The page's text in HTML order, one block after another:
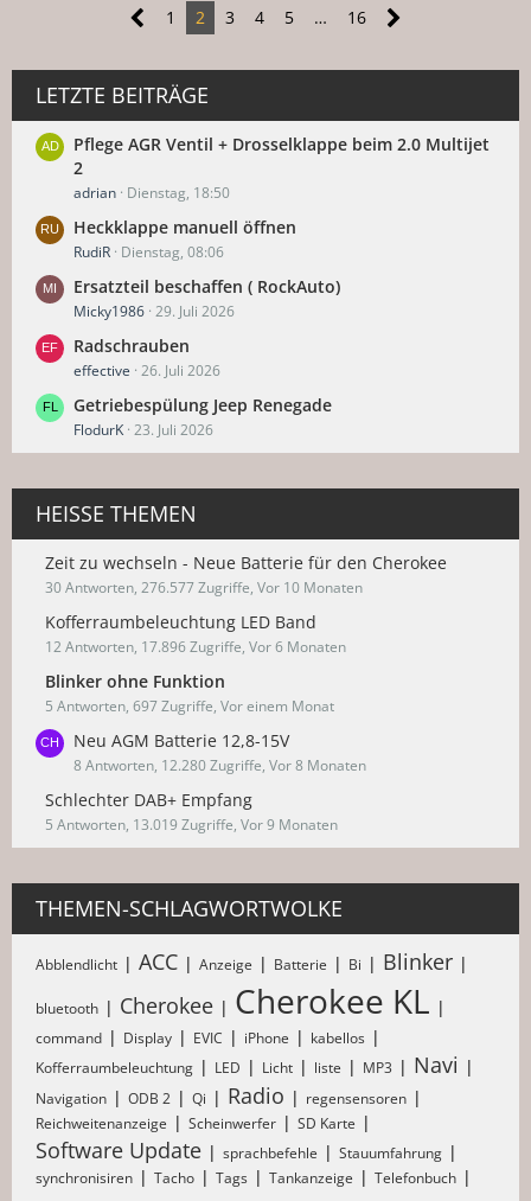
1 2 3 4 5 … 16
LETZTE BEITRÄGE
Pflege AGR Ventil + Drosselklappe beim 2.0 Multijet
2
adrian Dienstag, 18:50
Heckklappe manuell öffnen
RudiR Dienstag, 08:06
Ersatzteil beschaffen ( RockAuto)
Micky1986 29. Juli 2026
Radschrauben
effective 26. Juli 2026
Getriebespülung Jeep Renegade
FlodurK 23. Juli 2026
HEISSE THEMEN
Zeit zu wechseln - Neue Batterie für den Cherokee
30 Antworten, 276.577 Zugriffe, Vor 10 Monaten
Kofferraumbeleuchtung LED Band
12 Antworten, 17.896 Zugriffe, Vor 6 Monaten
Blinker ohne Funktion
5 Antworten, 697 Zugriffe, Vor einem Monat
Neu AGM Batterie 12,8-15V
8 Antworten, 12.280 Zugriffe, Vor 8 Monaten
Schlechter DAB+ Empfang
5 Antworten, 13.019 Zugriffe, Vor 9 Monaten
THEMEN-SCHLAGWORTWOLKE
Abblendlicht ACC Anzeige Batterie Bi Blinker
bluetooth Cherokee Cherokee KL
command Display EVIC iPhone
kabellos
Kofferraumbeleuchtung
LED Licht liste MP3 Navi
Navigation ODB 2 Qi Radio
regensensoren
Reichweitenanzeige
Scheinwerfer SD Karte
Software Update sprachbefehle
Stauumfahrung
synchronisiren
Tacho Tags Tankanzeige Telefonbuch